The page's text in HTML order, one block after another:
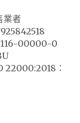
業者
00000-0
22000:2018：